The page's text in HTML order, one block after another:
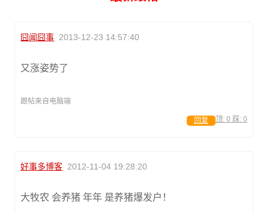
囧闻囧事 2013-12-23 14:57:40
又涨姿势了
跟帖来自电脑端
顶: 0 踩: 0
回复
好事多博客 2012-11-04 19:28:20
大牧农 会养猪 年年 是养猪爆发户！